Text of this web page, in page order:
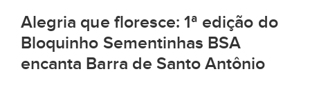
Alegria que floresce: 1ª edição do
Bloquinho Sementinhas BSA
encanta Barra de Santo Antônio